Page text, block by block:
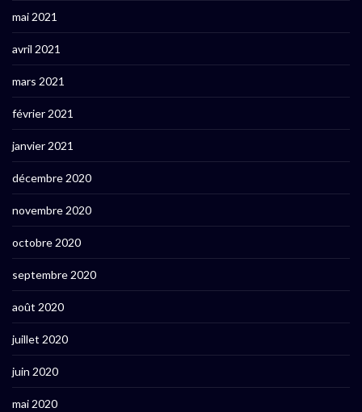
mai 2021
avril 2021
mars 2021
février 2021
janvier 2021
décembre 2020
novembre 2020
octobre 2020
septembre 2020
août 2020
juillet 2020
juin 2020
mai 2020